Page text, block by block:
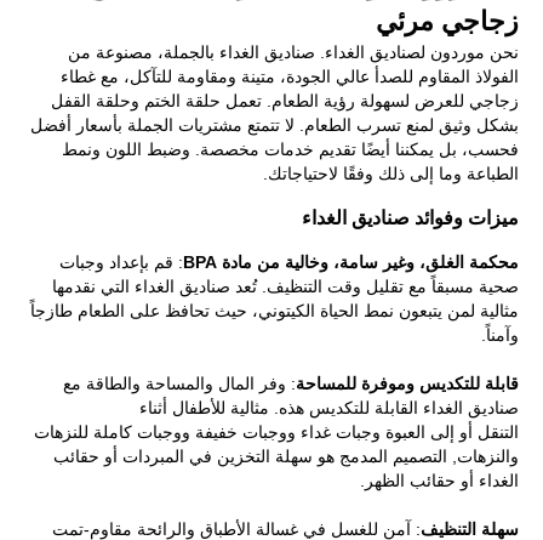
زجاجي مرئي
نحن موردون لصناديق الغداء. صناديق الغداء بالجملة، مصنوعة من
الفولاذ المقاوم للصدأ عالي الجودة، متينة ومقاومة للتآكل، مع غطاء
زجاجي للعرض لسهولة رؤية الطعام. تعمل حلقة الختم وحلقة القفل
بشكل وثيق لمنع تسرب الطعام. لا تتمتع مشتريات الجملة بأسعار أفضل
فحسب، بل يمكننا أيضًا تقديم خدمات مخصصة. وضبط اللون ونمط
الطباعة وما إلى ذلك وفقًا لاحتياجاتك.
ميزات وفوائد صناديق الغداء
محكمة الغلق، وغير سامة، وخالية من مادة BPA
: قم بإعداد وجبات
صحية مسبقاً مع تقليل وقت التنظيف. تُعد صناديق الغداء التي نقدمها
مثالية لمن يتبعون نمط الحياة الكيتوني، حيث تحافظ على الطعام طازجاً
وآمناً.
قابلة للتكديس وموفرة للمساحة: وفر المال والمساحة والطاقة مع
صناديق الغداء القابلة للتكديس هذه. مثالية للأطفال أثناء
التنقل أو إلى العبوة وجبات غداء ووجبات خفيفة ووجبات كاملة للنزهات
والنزهات
التصميم المدمج هو سهلة التخزين في المبردات أو حقائب
الغداء أو حقائب الظهر.
سهلة التنظيف: آمن للغسل في غسالة الأطباق والرائحة مقاوم-تمت